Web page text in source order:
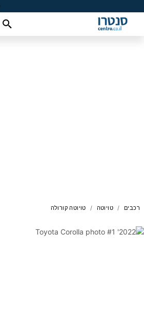
רכבים טויוטה טויוטה קורולה